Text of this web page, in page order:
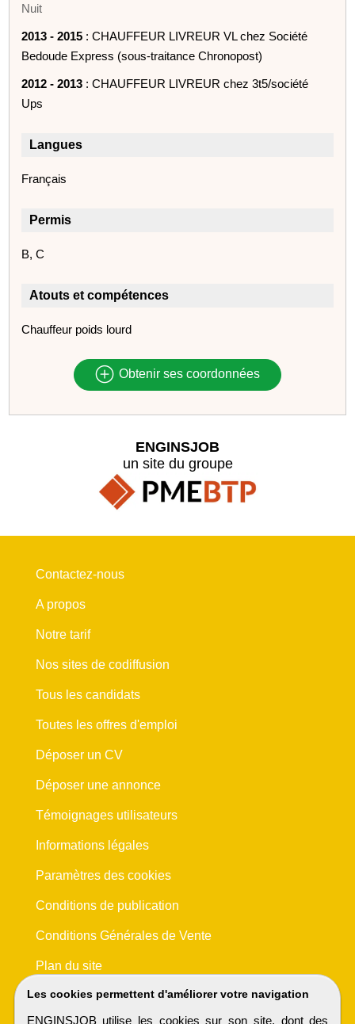
Nuit
2013 - 2015 : CHAUFFEUR LIVREUR VL chez Société
Bedoude Express (sous-traitance Chronopost)
2012 - 2013 : CHAUFFEUR LIVREUR chez 3t5/société
Ups
Langues
Français
Permis
B, C
Atouts et compétences
Chauffeur poids lourd
Obtenir ses coordonnées
Les cookies permettent d'améliorer votre navigation
ENGINSJOB utilise les cookies sur son site, dont des
ENGINSJOB
un site du groupe
Contactez-nous
A propos
Notre tarif
Nos sites de codiffusion
Tous les candidats
Toutes les offres d'emploi
Déposer un CV
Déposer une annonce
Témoignages utilisateurs
Informations légales
Paramètres des cookies
Conditions de publication
Conditions Générales de Vente
Plan du site